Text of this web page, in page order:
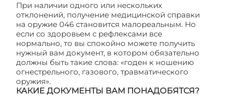
При наличии одного или нескольких
отклонений, получение медицинской справки
на оружие 046 становится малореальным. Но
если со здоровьем с рефлексами все
нормально, то вы спокойно можете получить
нужный вам документ, в котором обязательно
должны быть такие слова: «годен к ношению
огнестрельного, газового, травматического
оружия».
КАКИЕ ДОКУМЕНТЫ ВАМ ПОНАДОБЯТСЯ?